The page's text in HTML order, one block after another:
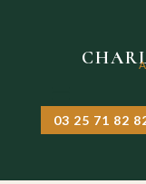
03 25 71 82